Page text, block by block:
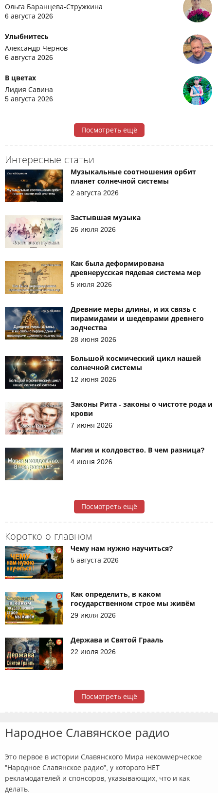
Ольга Баранцева-Стружкина
6 августа 2026
Улыбнитесь
Александр Чернов
6 августа 2026
В цветах
Лидия Савина
5 августа 2026
Посмотреть ещё
Коротко о главном
Чему нам нужно научиться?
5 августа 2026
Как определить, в каком
государственном строе мы живём
29 июля 2026
Держава и Святой Грааль
22 июля 2026
Посмотреть ещё
Интересные статьи
Музыкальные соотношения орбит
планет солнечной системы
2 августа 2026
Застывшая музыка
26 июля 2026
Как была деформирована
древнерусская пядевая система мер
5 июля 2026
Древние меры длины, и их связь с
пирамидами и шедеврами древнего
зодчества
28 июня 2026
Большой космический цикл нашей
солнечной системы
12 июня 2026
Законы Рита - законы о чистоте рода и
крови
7 июня 2026
Магия и колдовство. В чем разница?
4 июня 2026
Посмотреть ещё
Народное Славянское радио
Это первое в истории Славянского Мира некоммерческое
"Народное Славянское радио", у которого НЕТ
рекламодателей и спонсоров, указывающих, что и как
делать.